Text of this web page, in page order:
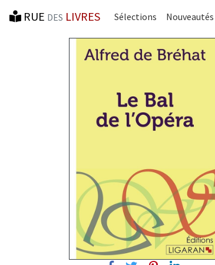
RUE DES LIVRES Sélections Nouveautés